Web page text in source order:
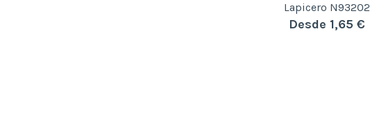
Lapicero N93202
Desde 1,65 €